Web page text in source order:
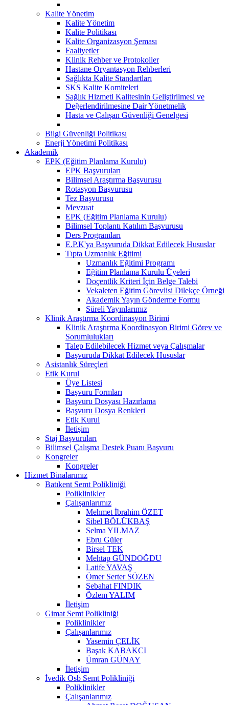
Kalite Yönetim
Kalite Yönetim
Kalite Politikası
Kalite Organizasyon Şeması
Faaliyetler
Klinik Rehber ve Protokoller
Hastane Oryantasyon Rehberleri
Sağlıkta Kalite Standartları
SKS Kalite Komiteleri
Sağlık Hizmeti Kalitesinin Geliştirilmesi ve
Değerlendirilmesine Dair Yönetmelik
Hasta ve Çalışan Güvenliği Genelgesi
Bilgi Güvenliği Politikası
Enerji Yönetimi Politikası
Akademik
EPK (Eğitim Planlama Kurulu)
EPK Başvuruları
Bilimsel Araştırma Başvurusu
Rotasyon Başvurusu
Tez Başvurusu
Mevzuat
EPK (Eğitim Planlama Kurulu)
Bilimsel Toplantı Katılım Başvurusu
Ders Programları
E.P.K'ya Başvuruda Dikkat Edilecek Hususlar
Tıpta Uzmanlık Eğitimi
Uzmanlık Eğitimi Programı
Eğitim Planlama Kurulu Üyeleri
Doçentlik Kriteri İçin Belge Talebi
Vekaleten Eğitim Görevlisi Dilekçe Örneği
Akademik Yayın Gönderme Formu
Süreli Yayınlarımız
Klinik Araştırma Koordinasyon Birimi
Klinik Araştırma Koordinasyon Birimi Görev ve
Sorumlulukları
Talep Edilebilecek Hizmet veya Çalışmalar
Başvuruda Dikkat Edilecek Hususlar
Asistanlık Süreçleri
Etik Kurul
Üye Listesi
Başvuru Formları
Başvuru Dosyası Hazırlama
Başvuru Dosya Renkleri
Etik Kurul
İletişim
Staj Başvuruları
Bilimsel Çalışma Destek Puanı Başvuru
Kongreler
Kongreler
Hizmet Binalarımız
Batıkent Semt Polikliniği
Poliklinikler
Çalışanlarımız
Mehmet İbrahim ÖZET
Sibel BÖLÜKBAŞ
Selma YILMAZ
Ebru Güler
Birsel TEK
Mehtap GÜNDOĞDU
Latife YAVAŞ
Ömer Serter SÖZEN
Sebahat FINDIK
Özlem YALIM
İletişim
Gimat Semt Polikliniği
Poliklinikler
Çalışanlarımız
Yasemin ÇELİK
Başak KABAKCI
Ümran GÜNAY
İletişim
İvedik Osb Semt Polikliniği
Poliklinikler
Çalışanlarımız